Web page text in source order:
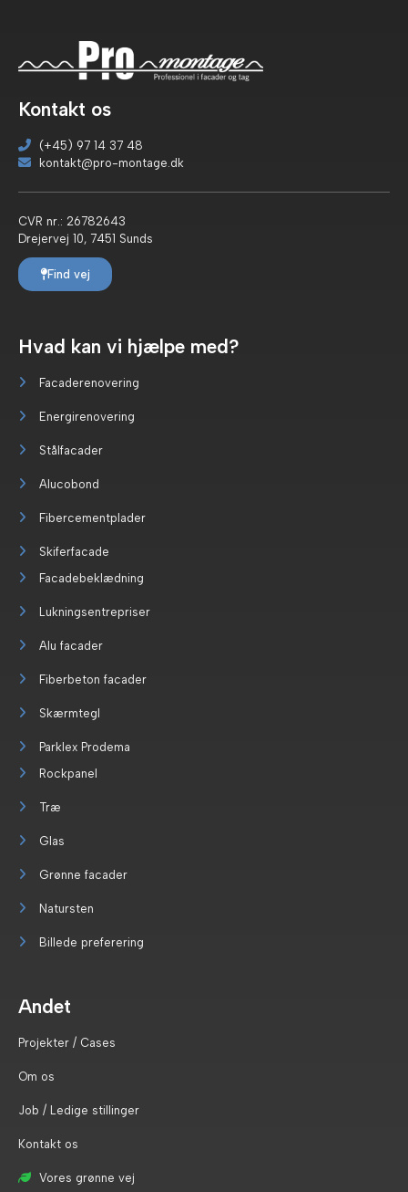
Kontakt os
(+45) 97 14 37 48
kontakt@pro-montage.dk
CVR nr.: 26782643
Drejervej 10, 7451 Sunds
Find vej
Hvad kan vi hjælpe med?
Facaderenovering
Energirenovering
Stålfacader
Alucobond
Fibercementplader
Skiferfacade
Facadebeklædning
Lukningsentrepriser
Alu facader
Fiberbeton facader
Skærmtegl
Parklex Prodema
Rockpanel
Træ
Glas
Grønne facader
Natursten
Billede preferering
Andet
Projekter / Cases
Om os
Job / Ledige stillinger
Kontakt os
Vores grønne vej